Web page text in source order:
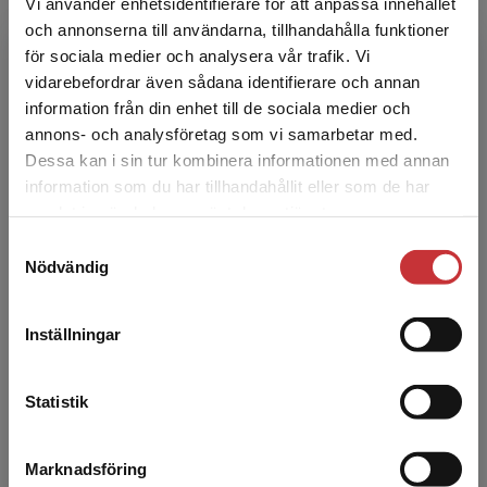
och annonserna till användarna, tillhandahålla funktioner
för sociala medier och analysera vår trafik. Vi
vidarebefordrar även sådana identifierare och annan
information från din enhet till de sociala medier och
annons- och analysföretag som vi samarbetar med.
Dessa kan i sin tur kombinera informationen med annan
information som du har tillhandahållit eller som de har
Nödvändig
Inställningar
Statistik
Marknadsföring
Begränsad fraktregion
Det verkar som att du besöker
studentlitteratur.se via en enhet utanför Sverige.
Vi erbjuder inte leveranser utanför Sverige. För
att kunna slutföra ett köp måste
Tomas Brytting
Tomas Brytting är docent i företagsekonomi
och professor i organisationsetik vid Ersta
Sköndal Bräcke högskola. Han har arbetat med